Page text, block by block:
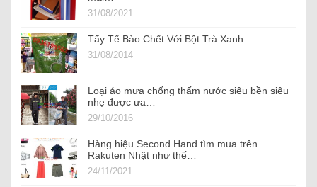
31/08/2021
Tẩy Tế Bào Chết Với Bột Trà Xanh.
31/08/2014
Loại áo mưa chống thấm nước siêu bền siêu
nhẹ được ưa…
29/10/2016
Hàng hiệu Second Hand tìm mua trên
Rakuten Nhật như thế…
24/11/2021